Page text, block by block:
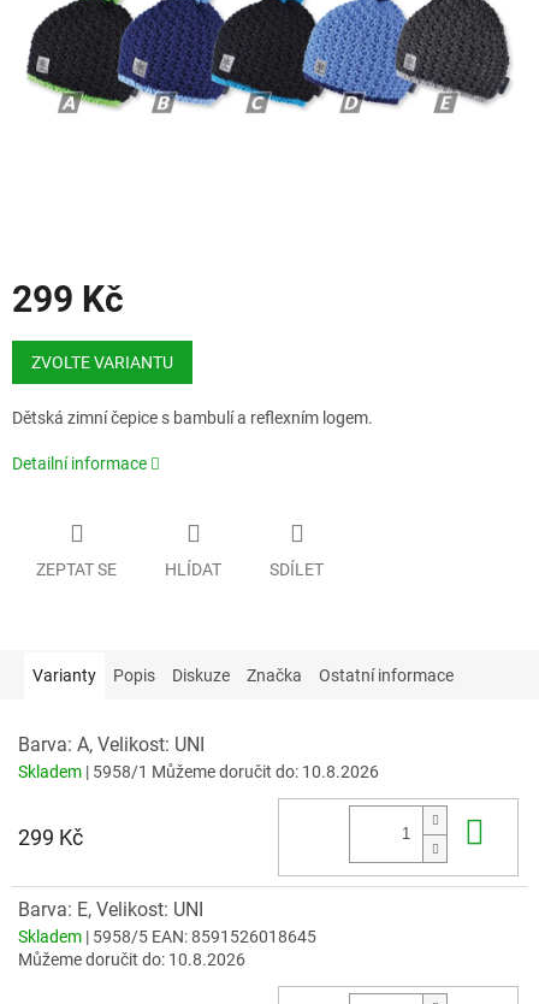
299 Kč
Měrná
cena:
ZVOLTE VARIANTU
Dětská zimní čepice s bambulí a reflexním logem.
Detailní informace
ZEPTAT SE HLÍDAT SDÍLET
Varianty Popis Diskuze Značka Ostatní informace
Barva: A, Velikost: UNI
Skladem | 5958/1 Můžeme doručit do: 10.8.2026
299 Kč
Barva: E, Velikost: UNI
Skladem | 5958/5 EAN:8591526018645
Můžeme doručit do: 10.8.2026